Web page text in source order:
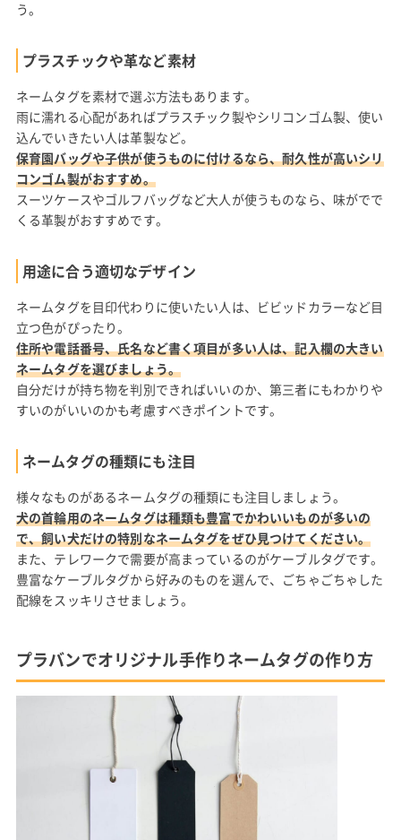
う。
プラスチックや革など素材
ネームタグを素材で選ぶ方法もあります。
雨に濡れる心配があればプラスチック製やシリコンゴム製、使い
込んでいきたい人は革製など。
保育園バッグや子供が使うものに付けるなら、耐久性が高いシリ
コンゴム製がおすすめ。
スーツケースやゴルフバッグなど大人が使うものなら、味がでで
くる革製がおすすめです。
用途に合う適切なデザイン
ネームタグを目印代わりに使いたい人は、ビビッドカラーなど目
立つ色がぴったり。
住所や電話番号、氏名など書く項目が多い人は、記入欄の大きい
ネームタグを選びましょう。
自分だけが持ち物を判別できればいいのか、第三者にもわかりや
すいのがいいのかも考慮すべきポイントです。
ネームタグの種類にも注目
様々なものがあるネームタグの種類にも注目しましょう。
犬の首輪用のネームタグは種類も豊富でかわいいものが多いの
で、飼い犬だけの特別なネームタグをぜひ見つけてください。
また、テレワークで需要が高まっているのがケーブルタグです。
豊富なケーブルタグから好みのものを選んで、ごちゃごちゃした
配線をスッキリさせましょう。
プラバンでオリジナル手作りネームタグの作り方